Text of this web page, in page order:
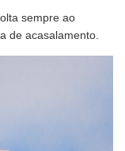
sempre ao
de acasalamento.